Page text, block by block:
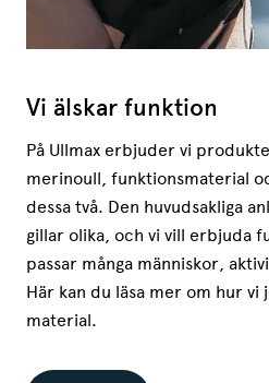
Vi älskar funktion
På Ullmax erbjuder vi
merinoull, funktionsmaterial
dessa två. Den huvudsakliga
gillar olika, och vi vill erbjuda
passar många människor,
Här kan du läsa mer om hur vi
material.